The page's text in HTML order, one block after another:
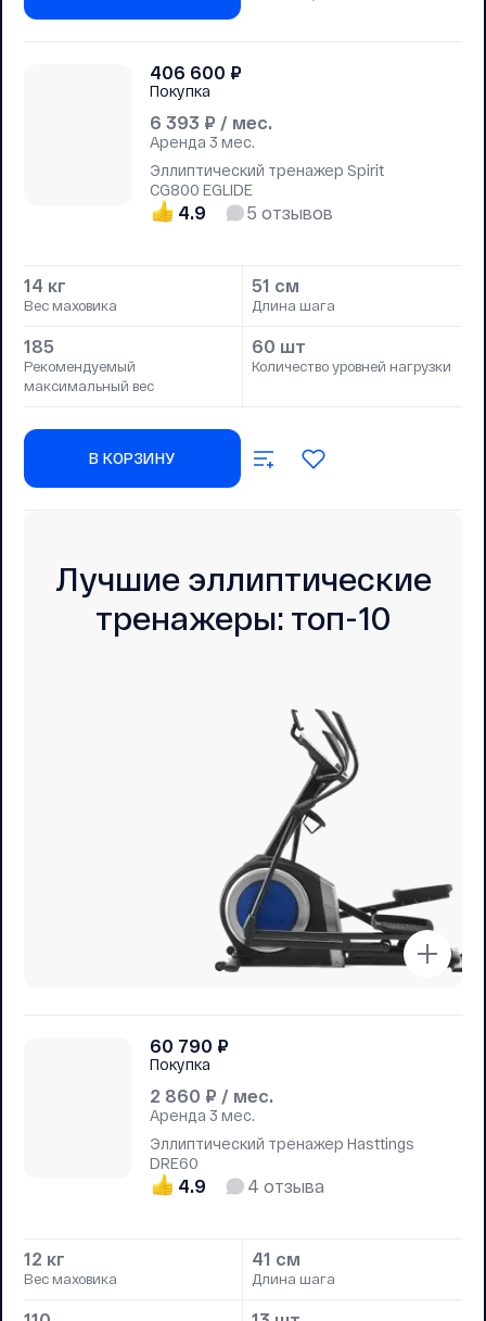
6 393 ₽ / мес.
Аренда 3 мес.
406 600 ₽
Покупка
Эллиптический тренажер Spirit
CG800 EGLIDE
4.9 5 отзывов
14 кг
Вес маховика
51 см
Длина шага
185
Рекомендуемый
максимальный вес
60 шт
Количество уровней нагрузки
В КОРЗИНУ
Лучшие эллиптические
тренажеры: топ-10
2 860 ₽ / мес.
Аренда 3 мес.
60 790 ₽
Покупка
Эллиптический тренажер Hasttings
DRE60
4.9 4 отзыва
12 кг
Вес маховика
41 см
Длина шага